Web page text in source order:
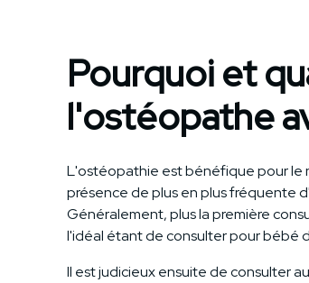
Pourquoi et
l'ostéopathe
L'ostéopathie est bénéfique pour le
présence de plus en plus fréquente
Généralement, plus la première
l'idéal étant de consulter pour bébé
Il est judicieux ensuite de consulter